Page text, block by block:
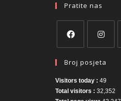
Pratite nas
Broj posjeta
Visitors today : 49
Total visitors : 32,352